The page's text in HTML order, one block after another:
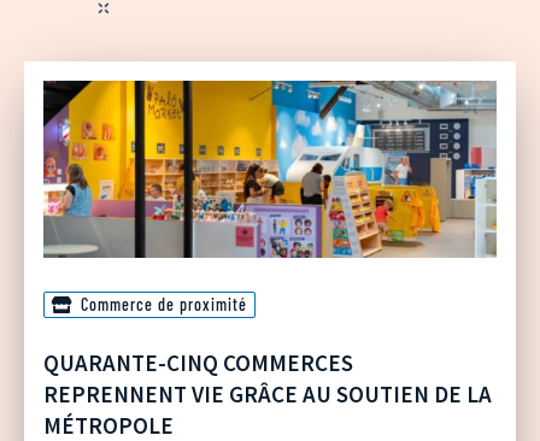
Commerce de proximité
QUARANTE-CINQ COMMERCES
REPRENNENT VIE GRÂCE AU SOUTIEN DE LA
MÉTROPOLE